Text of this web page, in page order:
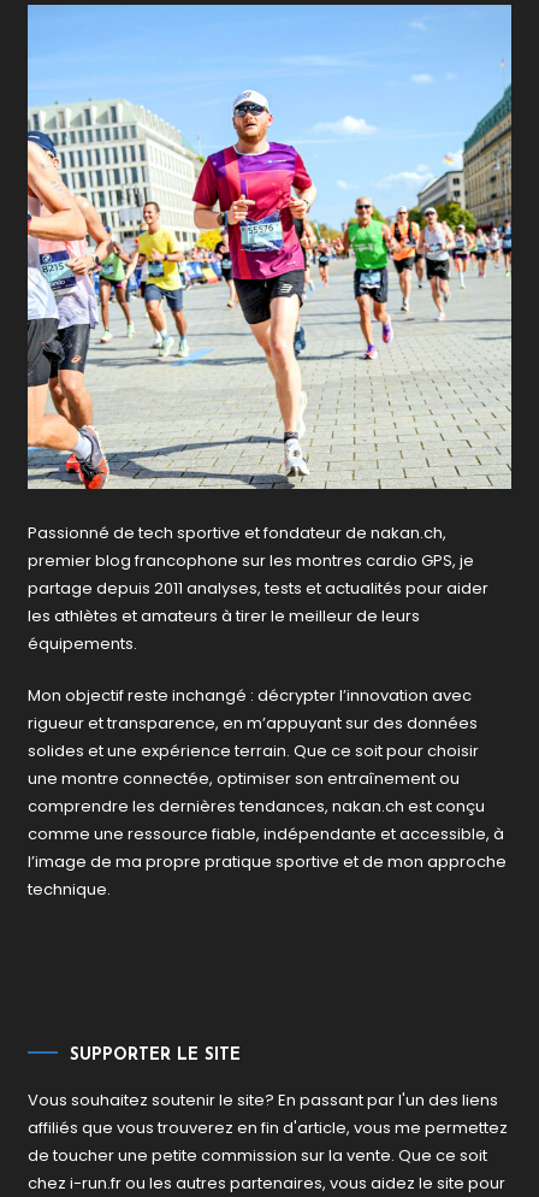
Passionné de tech sportive et fondateur de nakan.ch,
premier blog francophone sur les montres cardio GPS, je
partage depuis 2011 analyses, tests et actualités pour aider
les athlètes et amateurs à tirer le meilleur de leurs
équipements.
Mon objectif reste inchangé : décrypter l’innovation avec
rigueur et transparence, en m’appuyant sur des données
solides et une expérience terrain. Que ce soit pour choisir
une montre connectée, optimiser son entraînement ou
comprendre les dernières tendances, nakan.ch est conçu
comme une ressource fiable, indépendante et accessible, à
l’image de ma propre pratique sportive et de mon approche
technique.
SUPPORTER LE SITE
Vous souhaitez soutenir le site? En passant par l'un des liens
affiliés que vous trouverez en fin d'article, vous me permettez
de toucher une petite commission sur la vente. Que ce soit
chez i-run.fr ou les autres partenaires, vous aidez le site pour